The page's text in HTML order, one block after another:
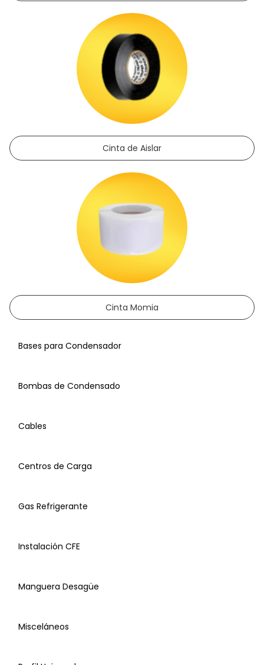
Cinta de Aislar
Cinta Momia
Bases para Condensador
Bombas de Condensado
Cables
Centros de Carga
Gas Refrigerante
Instalación CFE
Manguera Desagüe
Misceláneos